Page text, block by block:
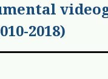
2018)